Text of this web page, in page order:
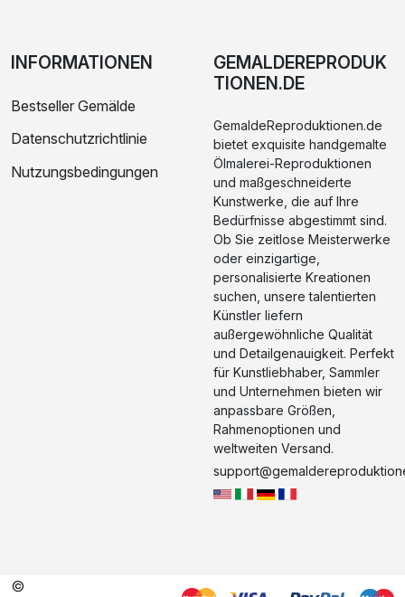
INFORMATIONEN
Bestseller Gemälde
Datenschutzrichtlinie
Nutzungsbedingungen
GEMALDEREPRODUK
TIONEN.DE
GemaldeReproduktionen.de
bietet exquisite handgemalte
Ölmalerei-Reproduktionen
und maßgeschneiderte
Kunstwerke, die auf Ihre
Bedürfnisse abgestimmt sind.
Ob Sie zeitlose Meisterwerke
oder einzigartige,
personalisierte Kreationen
suchen, unsere talentierten
Künstler liefern
außergewöhnliche Qualität
und Detailgenauigkeit. Perfekt
für Kunstliebhaber, Sammler
und Unternehmen bieten wir
anpassbare Größen,
Rahmenoptionen und
weltweiten Versand.
©